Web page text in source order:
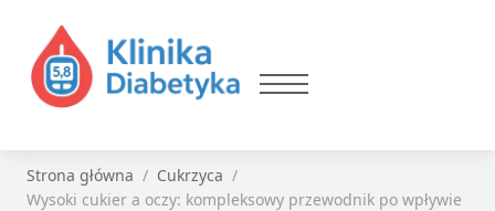
Strona główna
Cukrzyca
Wysoki cukier a oczy: kompleksowy przewodnik po wpływie